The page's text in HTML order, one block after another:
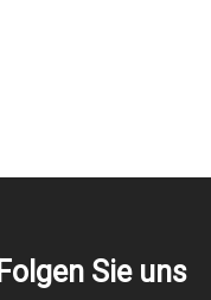
Folgen Sie uns